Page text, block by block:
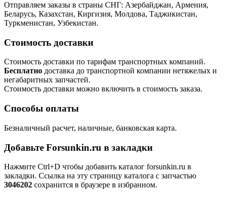
Отправляем заказы в страны СНГ: Азербайджан, Армения,
Беларусь, Казахстан, Киргизия, Молдова, Таджикистан,
Туркменистан, Узбекистан.
Стоимость доставки
Стоимость доставки по тарифам транспортных компаний.
Бесплатно доставка до транспортной компании нетяжелых и
негабаритных запчастей.
Стоимость доставки можно включить в стоимость заказа.
Способы оплаты
Безналичный расчет, наличные, банковская карта.
Добавьте Forsunkin.ru в закладки
Нажмите Ctrl+D чтобы добавить каталог forsunkin.ru в
закладки. Ссылка на эту страницу каталога с запчастью
3046202 сохранится в браузере в избранном.